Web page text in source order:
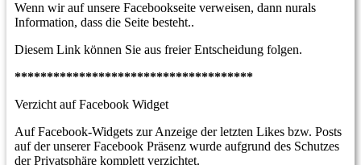
Wenn wir auf unsere Facebookseite verweisen, dann nurals
Information, dass die Seite besteht..
Diesem Link können Sie aus freier Entscheidung folgen.
*************************************
Verzicht auf Facebook Widget
Auf Facebook-Widgets zur Anzeige der letzten Likes bzw. Posts
auf der unserer Facebook Präsenz wurde aufgrund des Schutzes
der Privatsphäre komplett verzichtet.